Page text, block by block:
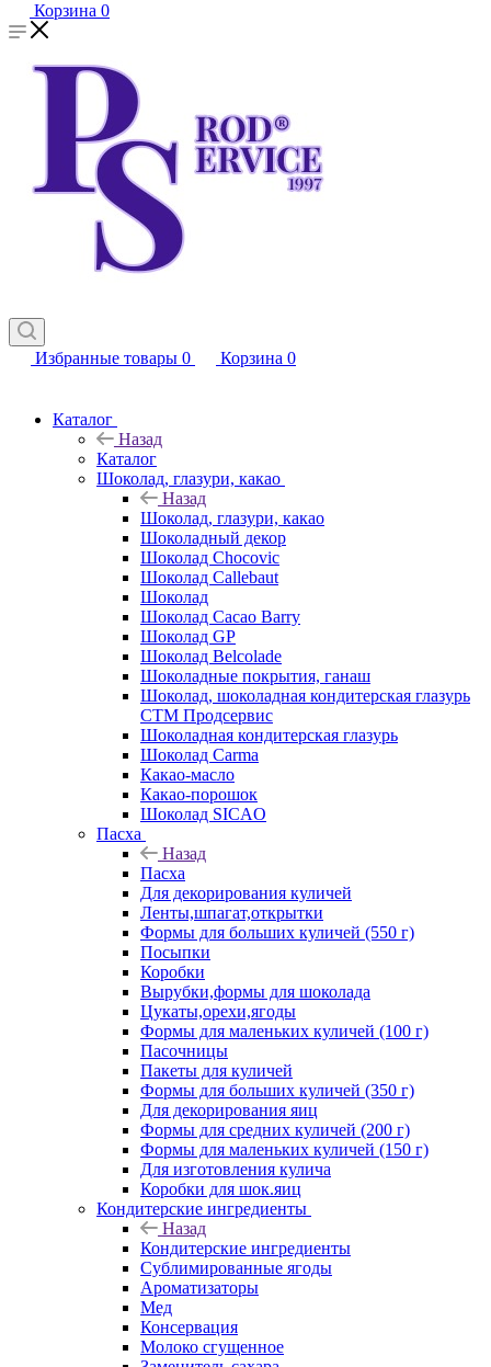
Корзина 0
Избранные товары 0 Корзина 0
Каталог
Назад
Каталог
Шоколад, глазури, какао
Назад
Шоколад, глазури, какао
Шоколадный декор
Шоколад Chocovic
Шоколад Callebaut
Шоколад
Шоколад Cacao Barry
Шоколад GP
Шоколад Belcolade
Шоколадные покрытия, ганаш
Шоколад, шоколадная кондитерская глазурь
СТМ Продсервис
Шоколадная кондитерская глазурь
Шоколад Carma
Какао-масло
Какао-порошок
Шоколад SICAO
Пасха
Назад
Пасха
Для декорирования куличей
Ленты,шпагат,открытки
Формы для больших куличей (550 г)
Посыпки
Коробки
Вырубки,формы для шоколада
Цукаты,орехи,ягоды
Формы для маленьких куличей (100 г)
Пасочницы
Пакеты для куличей
Формы для больших куличей (350 г)
Для декорирования яиц
Формы для средних куличей (200 г)
Формы для маленьких куличей (150 г)
Для изготовления кулича
Коробки для шок.яиц
Кондитерские ингредиенты
Назад
Кондитерские ингредиенты
Сублимированные ягоды
Ароматизаторы
Мед
Консервация
Молоко сгущенное